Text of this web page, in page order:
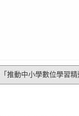
推動中小學數位學習